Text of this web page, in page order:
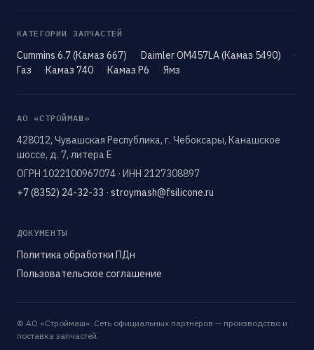
КАТЕГОРИИ ЗАПЧАСТЕЙ
Cummins 6.7 (Камаз 667)
Daimler OM457LA (Камаз 5490)
Газ
Камаз 740 Камаз Р6 Ямз
АО «СТРОЙМАШ»
428012, Чувашская Республика, г. Чебоксары, Канашское
шоссе, д. 7, литера Е
ОГРН 1022100967074 · ИНН 2127308897
+7 (8352) 24-32-33 · stroymash@fsilicone.ru
ДОКУМЕНТЫ
Политика обработки ПДн
Пользовательское соглашение
© АО «Строймаш». Сеть официальных партнёров — производство и
поставка запчастей.